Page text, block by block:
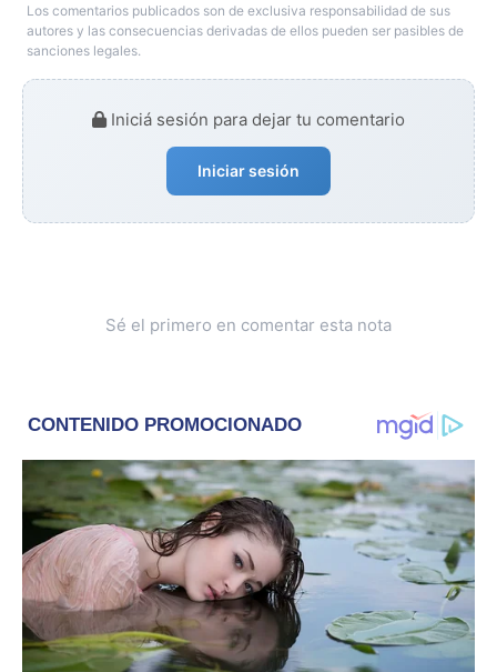
Los comentarios publicados son de exclusiva responsabilidad de sus
autores y las consecuencias derivadas de ellos pueden ser pasibles de
sanciones legales.
Iniciá sesión para dejar tu comentario
Iniciar sesión
Sé el primero en comentar esta nota